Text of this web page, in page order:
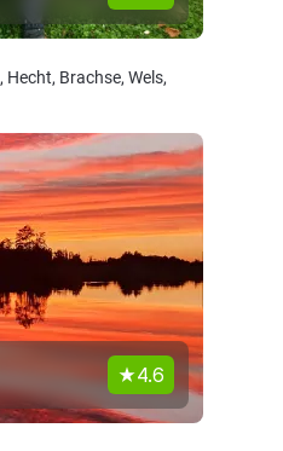
Brachse, Wels,
4.6